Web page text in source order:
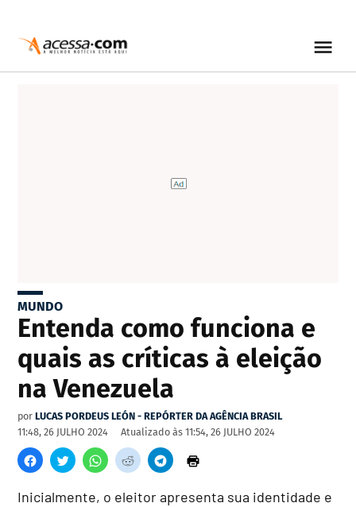
MUNDO
Entenda como funciona e
quais as críticas à eleição
na Venezuela
por LUCAS PORDEUS LEÓN - REPÓRTER DA AGÊNCIA BRASIL
11:48, 26 JULHO 2024
Atualizado às 11:54, 26 JULHO 2024
Inicialmente, o eleitor apresenta sua identidade e